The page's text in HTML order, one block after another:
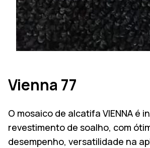
Vienna 77
O mosaico de alcatifa VIENNA é
revestimento de soalho, com
desempenho, versatilidade na